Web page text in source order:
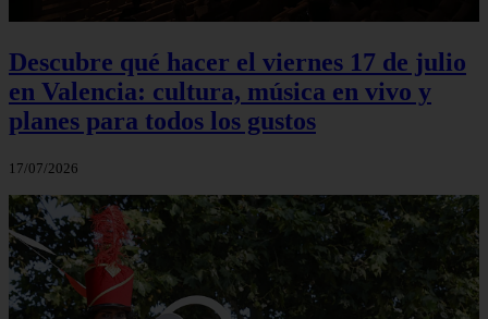
Descubre qué hacer el viernes 17 de julio
en Valencia: cultura, música en vivo y
planes para todos los gustos
17/07/2026